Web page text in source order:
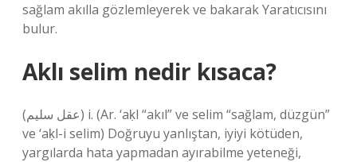
sağlam akılla gözlemleyerek ve bakarak Yaratıcısını
bulur.
Aklı selim nedir kısaca?
(ﻋﻘﻞ ﺳﻠﻴﻢ) i. (Ar. ‘aḳl “akıl” ve selіm “sağlam, düzgün”
ve ‘aḳl-i selіm) Doğruyu yanlıştan, iyiyi kötüden,
yargılarda hata yapmadan ayırabilme yeteneği,